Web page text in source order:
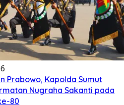
mene sino lawaö